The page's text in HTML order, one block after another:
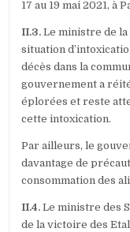
17 au 19 mai 2021, à
II.3.Le ministre de la
situation
décès dans la
gouvernement a
éplorées et reste
cette intoxication.
Par ailleurs, le
davantage de
consommation des
II.4.Le ministre des
de la victoire des